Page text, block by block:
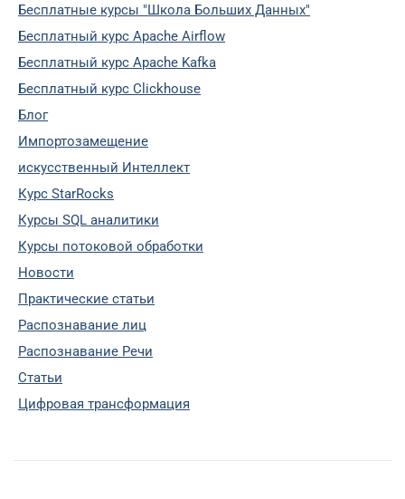
Бесплатные курсы "Школа Больших Данных"
Бесплатный курс Apache Airflow
Бесплатный курс Apache Kafka
Бесплатный курс Clickhouse
Блог
Импортозамещение
искусственный Интеллект
Курс StarRocks
Курсы SQL аналитики
Курсы потоковой обработки
Новости
Практические статьи
Распознавание лиц
Распознавание Речи
Статьи
Цифровая трансформация